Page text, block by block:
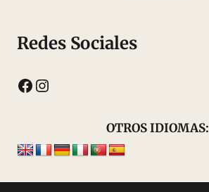
Redes Sociales
Facebook
Instagram
OTROS IDIOMAS: